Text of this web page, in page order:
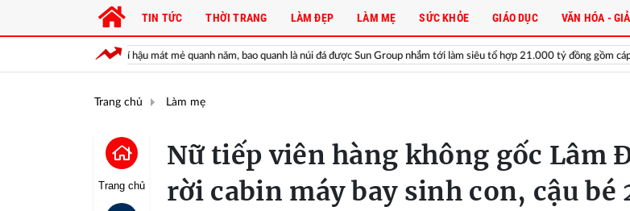
khí hậu mát mẻ quanh năm, bao quanh là núi đá được Sun Group nhắm tới làm siêu tổ hợp 21.000 tỷ đồng gồm cáp treo, tắm khoáng, khu
TIN TỨC THỜI TRANG LÀM ĐẸP LÀM MẸ SỨC KHỎE GIÁO DỤC VĂN HÓA -
Trang chủ Làm mẹ
Trang chủ
Nữ tiếp viên hàng không gốc Lâm
rời cabin máy bay sinh con, cậu bé